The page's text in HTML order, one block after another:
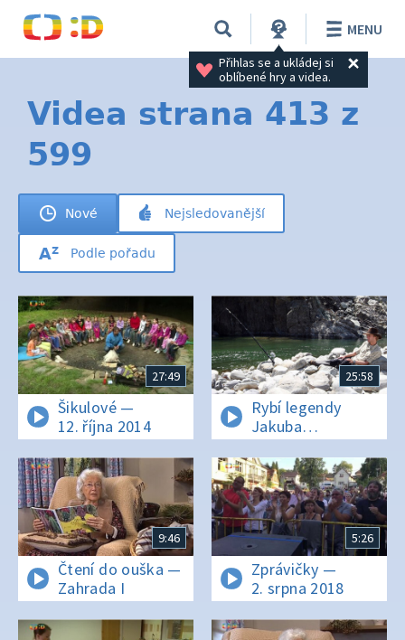
Přihlas se a ukládej si
oblíbené hry a videa.
MENU
Videa strana 413 z
599
Nové Nejsledovanější
Podle pořadu
27:49
Šikulové —
12. října 2014
25:58
Rybí legendy
Jakuba
Vágnera — Indie
II.
9:46
Čtení do ouška —
Zahrada I
5:26
Zprávičky —
2. srpna 2018